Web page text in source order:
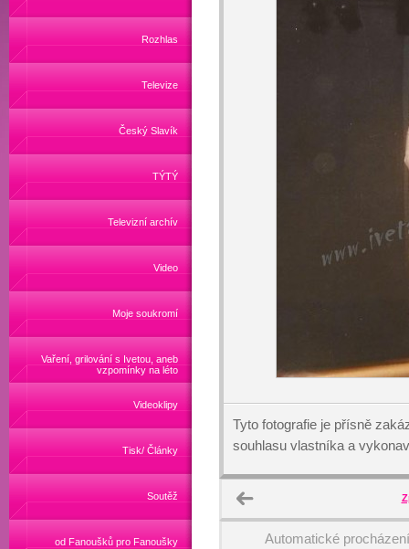
Rozhlas
Televize
Český Slavík
TÝTÝ
Televizní archív
Video
Moje soukromí
Vaření, grilování s Ivetou, aneb
vzpomínky na léto
Videoklipy
Tisk/ Články
Soutěž
od Fanoušků pro Fanoušky
Tyto fotografie je přísně
souhlasu vlastníka a
Automatické